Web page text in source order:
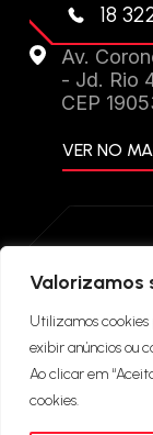
Valorizamos
Utilizamos
exibir anúncios ou
Ao clicar em
cookies.
18
Av.
- Jd. Rio
CEP
VER NO